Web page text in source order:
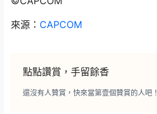
來源： CAPCOM
點點讚賞，手留餘香
還沒有人贊賞，快來當第壹個贊賞的人吧！